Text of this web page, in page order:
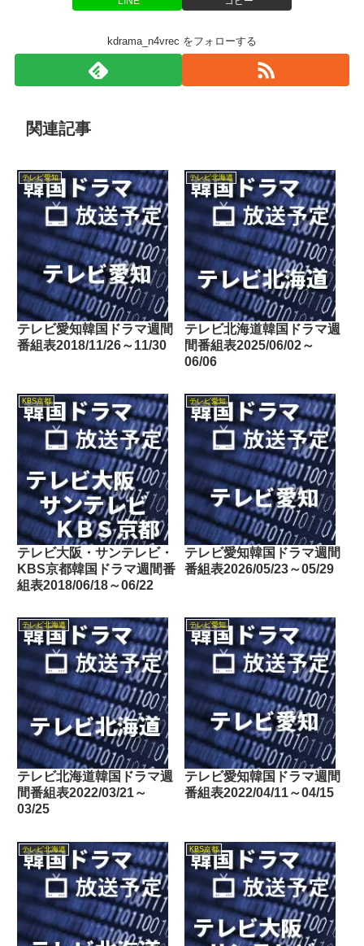
kdrama_n4vrec をフォローする
関連記事
テレビ愛知
テレビ愛知韓国ドラマ週間
番組表2018/11/26～11/30
テレビ北海道
テレビ北海道韓国ドラマ週
間番組表2025/06/02～
06/06
KBS京都
テレビ大阪・サンテレビ・
KBS京都韓国ドラマ週間番
組表2018/06/18～06/22
テレビ愛知
テレビ愛知韓国ドラマ週間
番組表2026/05/23～05/29
テレビ北海道
テレビ北海道韓国ドラマ週
間番組表2022/03/21～
03/25
テレビ愛知
テレビ愛知韓国ドラマ週間
番組表2022/04/11～04/15
テレビ北海道 KBS京都